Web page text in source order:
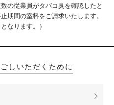
の従業員がタバコ臭を確認したと
期間の室料をご請求いたします。
なります。）
しいただくために